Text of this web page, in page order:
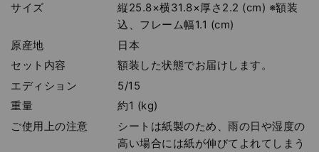
サイズ
縦25.8×横31.8×厚さ2.2 (cm) ※額装
込、フレーム幅1.1 (cm)
原産地
日本
セット内容
額装した状態でお届けします。
エディション
5/15
重量
約1 (kg)
ご使用上の注意
シートは紙製のため、雨の日や湿度の
高い場合には紙が伸びてよれてしまう